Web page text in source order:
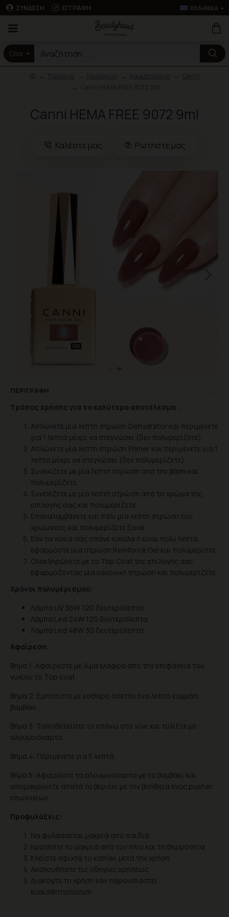
ΣΎΝΔΕΣΗ ΕΓΓΡΑΦΉ ΕΛΛΗΝΙΚΆ
Όλα
Canni HEMA FREE 9072 9ml
Καλέστε μας Ρωτήστε μας
ΠΕΡΙΓΡΑΦΉ
Τρόπος χρήσης για το καλύτερο αποτέλεσμα :
Απλώνετε μία λεπτή στρώση Dehydrator και περιμένετε
για 1 λεπτό μέχρι να στεγνώσει (δεν πολυμερίζετε)
Απλώνετε μία λεπτή στρώση Primer και περιμένετε για 1
λεπτό μέχρι να στεγνώσει (δεν πολυμερίζετε)
Συνεχίζετε με μία λεπτή στρώση από την βάση και
πολυμερίζετε.
Συνεχίζετε με μία λεπτή στρώση από το χρώμα της
επιλογής σας και πολυμερίζετε.
Επαναλαμβάνετε και πάλι μία λεπτή στρώση του
χρώματος και πολυμερίζετε ξανά.
Eάν τα νύχια σας σπάνε εύκολα ή είναι πολύ λεπτά,
εφαρμόστε μια στρώση Reinforce Gel και πολυμερίστε.
Ολοκληρώνετε με το Top Coat της επιλογής σας
εφαρμόζοντας μία κανονική στρώση και πολυμερίζέτε.
Χρόνοι πολυμερισμού:
Λάμπα UV 36W 120 δευτερόλεπτα
Λάμπα Led 24W 120 δευτερόλεπτα
Λάμπα Led 48W 30 δευτερόλεπτα
Αφαίρεση:
Βήμα 1: Αφαιρέστε με λίμα ελαφρά από την επιφάνεια του
νυχίου το Top coat
Βήμα 2: Εμποτίστε με καθαρό ασετόν ένα λεπτό κομμάτι
βαμβάκι.
Βήμα 3: Τοποθετείστε το επάνω στο νύχι και τυλίξτε με
αλουμινόχαρτο.
Βήμα 4: Περιμένετε για 5 λεπτά.
Βήμα 5: Αφαιρέστε τα αλουμινόχαρτα με το βαμβάκι και
απομακρύνετε απαλά το βερνίκι με την βοήθεια ενός pusher
επωνυχίων.
Προφυλάξεις:
Να φυλάσσεται μακριά από παιδιά
Κρατήστε το μακριά από τον ήλιο και τη θερμότητα
Κλείστε σφιχτά το καπάκι μετά την χρήση
Ακολουθήστε τις οδηγίες χρήσεως
Διακόψτε τη χρήση εάν παρουσιαστεί
ευαισθητοποίηση